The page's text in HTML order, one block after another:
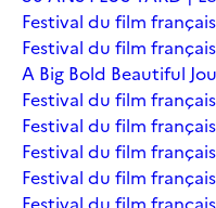
Festival du film
Festival du film
A Big Bold Beautiful
Festival du film
Festival du film
Festival du film
Festival du film